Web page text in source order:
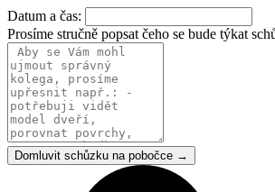
Datum a čas:
Prosíme stručně popsat čeho se bude týkat
Domluvit schůzku na pobočce →